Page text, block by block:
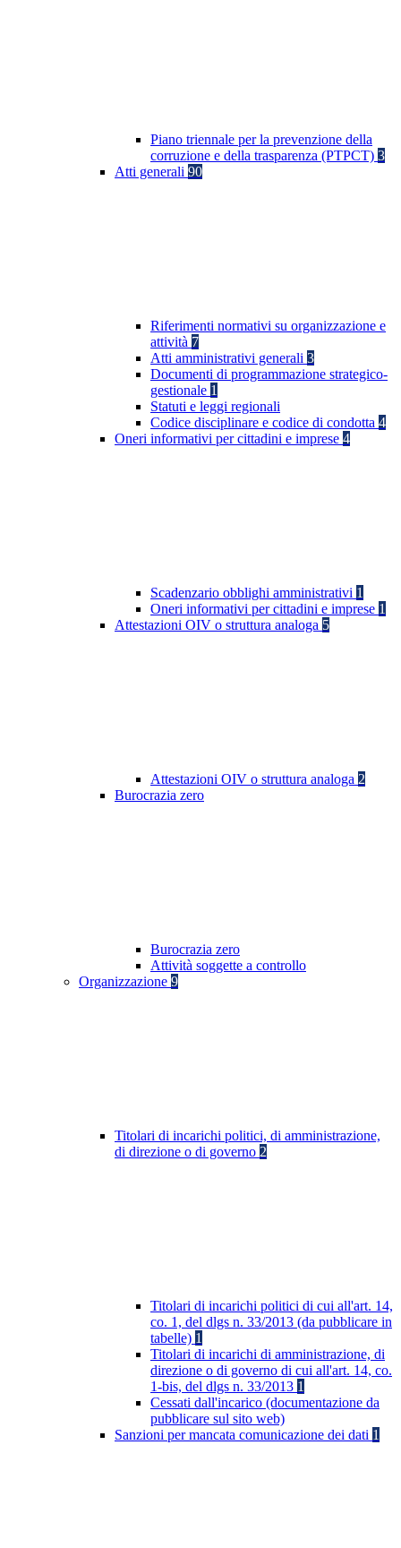
Piano triennale per la prevenzione della
corruzione e della trasparenza (PTPCT) 3
Atti generali 90
Riferimenti normativi su organizzazione e
attività 7
Atti amministrativi generali 3
Documenti di programmazione strategico-
gestionale 1
Statuti e leggi regionali
Codice disciplinare e codice di condotta 4
Oneri informativi per cittadini e imprese 4
Scadenzario obblighi amministrativi 1
Oneri informativi per cittadini e imprese 1
Attestazioni OIV o struttura analoga 5
Attestazioni OIV o struttura analoga 2
Burocrazia zero
Burocrazia zero
Attività soggette a controllo
Organizzazione 9
Titolari di incarichi politici, di amministrazione,
di direzione o di governo 2
Titolari di incarichi politici di cui all'art. 14,
co. 1, del dlgs n. 33/2013 (da pubblicare in
tabelle) 1
Titolari di incarichi di amministrazione, di
direzione o di governo di cui all'art. 14, co.
1-bis, del dlgs n. 33/2013 1
Cessati dall'incarico (documentazione da
pubblicare sul sito web)
Sanzioni per mancata comunicazione dei dati 1